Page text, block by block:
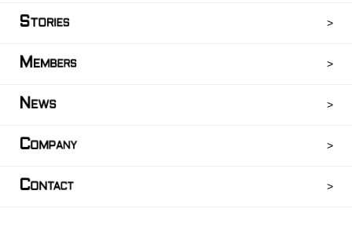
STORIES
M EMBERS
N EWS
COMPANY
CONTACT